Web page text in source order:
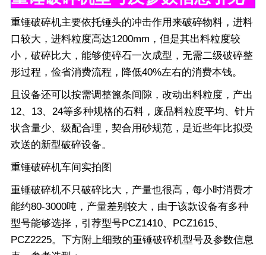
重锤破碎机主要依托锤头的冲击作用来破碎物料，进料
口较大，进料粒度高达1200mm，但是其出料粒度较
小，破碎比大，能够使碎石一次成型，无需二级破碎整
形过程，俭省消费流程，降低40%左右的消费本钱。
且设备还可以按需调整篦条间隙，改动出料粒度，产出
12、13、24等多种规格的石料，废品料粒度平均、针片
状含量少、级配合理，契合用砂规范，是近些年比拟受
欢送的新型破碎设备。
重锤破碎机车间实拍图
重锤破碎机不只破碎比大，产量也很高，每小时消费才
能约80-3000吨，产量差别较大，由于该款设备有多种
型号能够选择，引荐型号PCZ1410、PCZ1615、
PCZ2225。下方附上细致的重锤破碎机型号及参数信息